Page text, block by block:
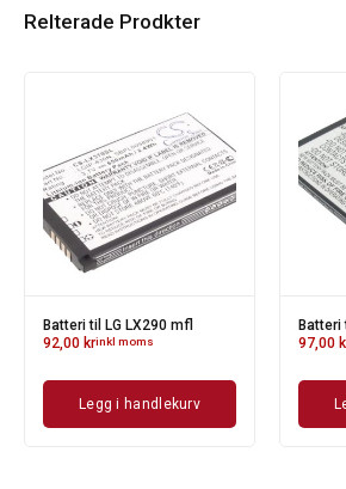
Relterade Prodkter
mfl
Batteri til LG GW820 mfl